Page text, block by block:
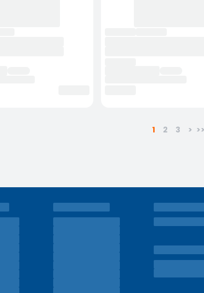
1 2 3 >